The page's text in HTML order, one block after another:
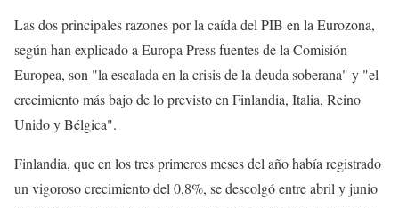
Las dos principales razones por la caída del PIB en la Eurozona,
según han explicado a Europa Press fuentes de la Comisión
Europea, son "la escalada en la crisis de la deuda soberana" y "el
crecimiento más bajo de lo previsto en Finlandia, Italia, Reino
Unido y Bélgica".
Finlandia, que en los tres primeros meses del año había registrado
un vigoroso crecimiento del 0,8%, se descolgó entre abril y junio